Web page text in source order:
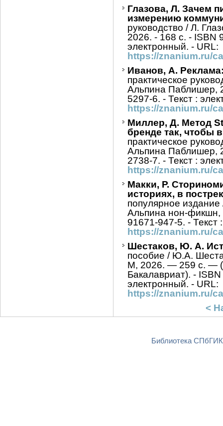
Глазова, Л. Зачем
измерению
руководство / Л.
2026. - 168 с. - ISBN
электронный. - URL:
https://znanium.ru/
Иванов, А.
практическое
Альпина Паблишер,
5297-6. - Текст :
https://znanium.ru/
Миллер, Д. Метод
бренде так, чтобы
практическое
Альпина Паблишер,
2738-7. - Текст :
https://znanium.ru/
Макки, Р.
историях, в
популярное
Альпина нон-фикшн,
91671-947-5. - Текст
https://znanium.ru/
Шестаков, Ю. А.
пособие / Ю.А.
М, 2026. — 259 с. —
Бакалавриат). -
электронный. - URL:
https://znanium.ru/
<
Библиотека